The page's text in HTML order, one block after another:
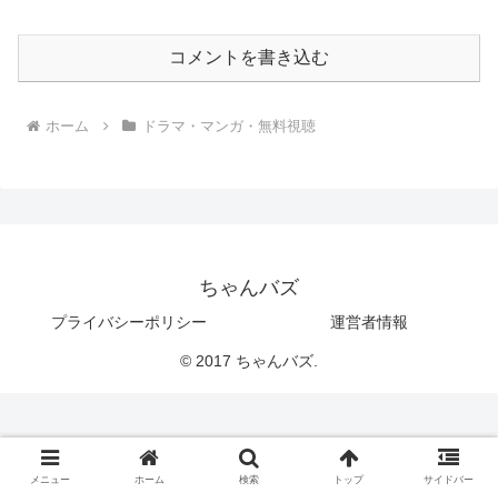
コメントを書き込む
ホーム ドラマ・マンガ・無料視聴
ちゃんバズ
プライバシーポリシー 運営者情報
© 2017 ちゃんバズ.
メニュー ホーム 検索 トップ サイドバー